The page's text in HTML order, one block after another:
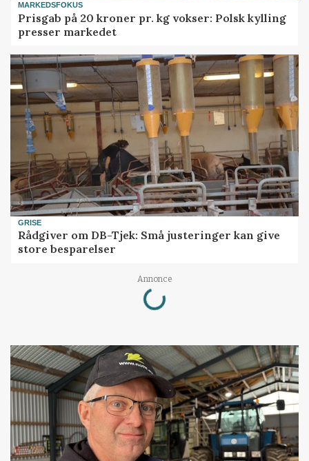
MARKEDSFOKUS
Prisgab på 20 kroner pr. kg vokser: Polsk kylling
presser markedet
GRISE
Rådgiver om DB-Tjek: Små justeringer kan give
store besparelser
Annonce
Loading...